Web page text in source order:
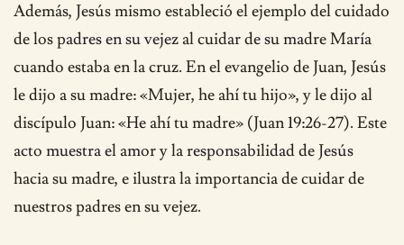
Además, Jesús mismo estableció el ejemplo del cuidado
de los padres en su vejez al cuidar de su madre María
cuando estaba en la cruz. En el evangelio de Juan, Jesús
le dijo a su madre: «Mujer, he ahí tu hijo», y le dijo al
discípulo Juan: «He ahí tu madre» (Juan 19:26-27). Este
acto muestra el amor y la responsabilidad de Jesús
hacia su madre, e ilustra la importancia de cuidar de
nuestros padres en su vejez.